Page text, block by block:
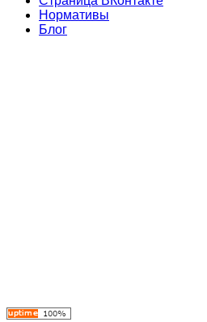
Нормативы
Блог